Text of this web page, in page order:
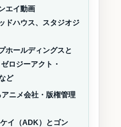
エイ動画
ドハウス、スタジオジ
ホールディングスと
ロジーアクト・
ど
ニメ会社・版権管理
イ（ADK）とゴン